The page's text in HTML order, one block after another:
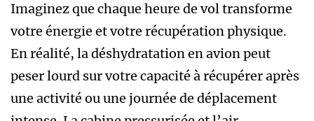
Imaginez que chaque heure de vol transforme
votre énergie et votre récupération physique.
En réalité, la déshydratation en avion peut
peser lourd sur votre capacité à récupérer après
une activité ou une journée de déplacement